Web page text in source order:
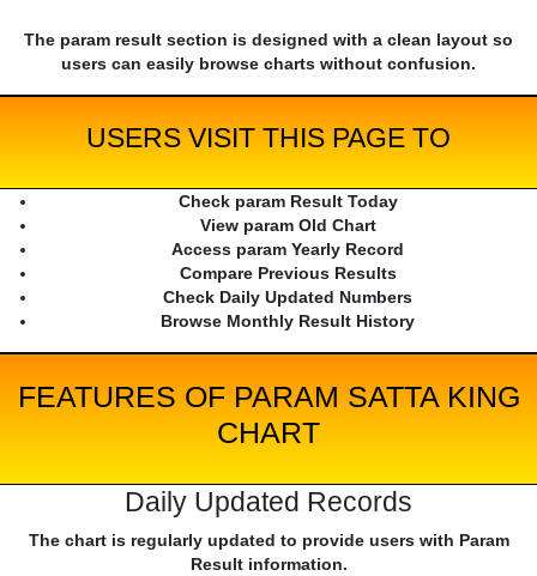
The param result section is designed with a clean layout so
users can easily browse charts without confusion.
USERS VISIT THIS PAGE TO
Check param Result Today
View param Old Chart
Access param Yearly Record
Compare Previous Results
Check Daily Updated Numbers
Browse Monthly Result History
FEATURES OF PARAM SATTA KING
CHART
Daily Updated Records
The chart is regularly updated to provide users with Param
Result information.